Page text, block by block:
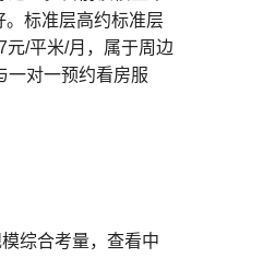
标准层高约标准层
/平米/月，属于周边
一对一预约看房服
综合考量， 查看中